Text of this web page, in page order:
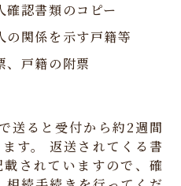
確認書類のコピー
の関係を示す戸籍等
、戸籍の附票
送ると受付から約2週間
す。
返送されてくる書
されていますので、確